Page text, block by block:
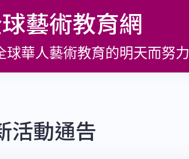
藝術教育網
球華人藝術教育的明天而努力
活動通告